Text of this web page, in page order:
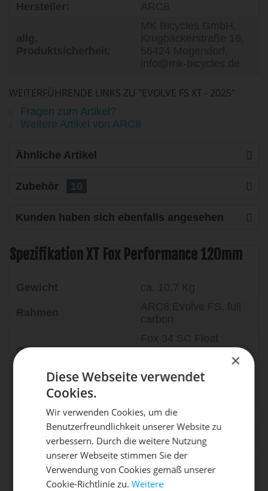
Hersteller:
ARC8
WEITERFÜHRENDE LINKS ZU "EVOLVE FS XT - 2025"
Fragen zum Artikel?
Weitere Artikel von ARC8
Ähnliche Artikel
Zubehör 10
Kunden haben sich ebenfalls angesehen
Spezifikation XT Fox Performance 120mm
Gewicht ca. 10,7 Kg
Gabel
Fox 34 SC Float
Performance 120mm
Dämpfer
Fox Float DPS
Satttelstütze
BikeYoke Divine SL
Steuersatz
Acros AIF-531
Steckachse
M12xP1.0; 148mm
Vorbau
Faserwerk Baslerstab
35mm / 50mm
X
DIE SONNE LACHT, DEIN
RAD ERWACHT
×
Diese Webseite verwendet
Cookies.
Wir verwenden Cookies, um die
Benutzerfreundlichkeit unserer Website zu
verbessern. Durch die weitere Nutzung
unserer Webseite stimmen Sie der
Verwendung von Cookies gemäß unserer
Cookie-Richtlinie zu.Weitere